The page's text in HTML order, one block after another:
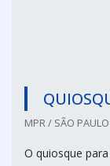
MPR / SÃO
O quiosque